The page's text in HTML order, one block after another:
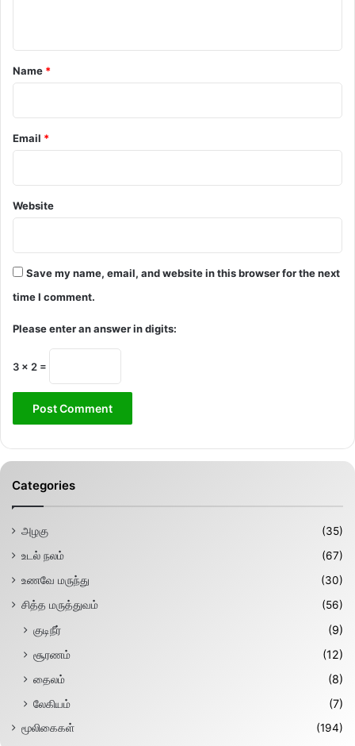
*
Name *
Email *
Website
Save my name, email, and website in this browser for the next
time I comment.
Please enter an answer in digits:
3 × 2 =
Categories
அழகு
(35)
உடல் நலம்
(67)
உணவே மருந்து
(30)
சித்த மருத்துவம்
(56)
குடிநீர்
(9)
சூரணம்
(12)
தைலம்
(8)
லேகியம்
(7)
மூலிகைகள் (194)